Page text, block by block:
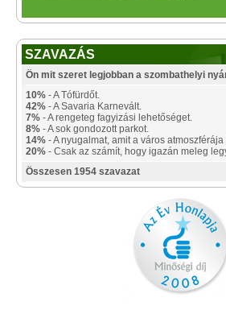
SZAVAZÁS
Ön mit szeret legjobban a szombathelyi
10% - A Tófürdőt.
42% - A Savaria Karnevált.
7% - A rengeteg fagyizási lehetőséget.
8% - A sok gondozott parkot.
14% - A nyugalmat, amit a város atmoszférája
20% - Csak az számít, hogy igazán meleg
Összesen 1954 szavazat